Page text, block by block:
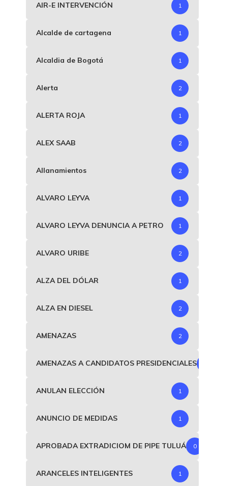
AIR-E INTERVENCIÓN 1
Alcalde de cartagena 1
Alcaldia de Bogotá 1
Alerta 2
ALERTA ROJA 1
ALEX SAAB 2
Allanamientos 2
ALVARO LEYVA 1
ALVARO LEYVA DENUNCIA A PETRO 1
ALVARO URIBE 2
ALZA DEL DÓLAR 1
ALZA EN DIESEL 2
AMENAZAS 2
AMENAZAS A CANDIDATOS PRESIDENCIALES
ANULAN ELECCIÓN 1
ANUNCIO DE MEDIDAS 1
APROBADA EXTRADICIOM DE PIPE TULUÁ 0
ARANCELES INTELIGENTES 1